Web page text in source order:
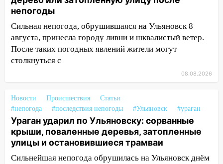
100 тысяч тонн зерна
15:17 В колледжи и техникумы
Ульяновской области подали более 10
тысяч заявлений
15:04 Фоторепортаж с улиц Ульяновска
после шторма: поваленные деревья и
14:28
Ураган вырвал остановку на улице
Деева в Заволжье
14:26 Жители Ульяновска сами
пытаются расчистить ливнёвки, не
дождавшись коммунальщиков
непогоды
Сильная непогода, обрушившаяся на Ульяновск 8
августа, принесла городу ливни и шквалистый ветер.
После таких погодных явлений жители могут
столкнуться с
08.08.2026
Новости Происшествия
Статьи
#непогода
#последствия непогоды #Ульяновск #ураган
Ураган ударил по Ульяновску: сорванные
крыши, поваленные деревья, затопленные
улицы и остановившиеся трамваи
Сильнейшая непогода обрушилась на Ульяновск днём